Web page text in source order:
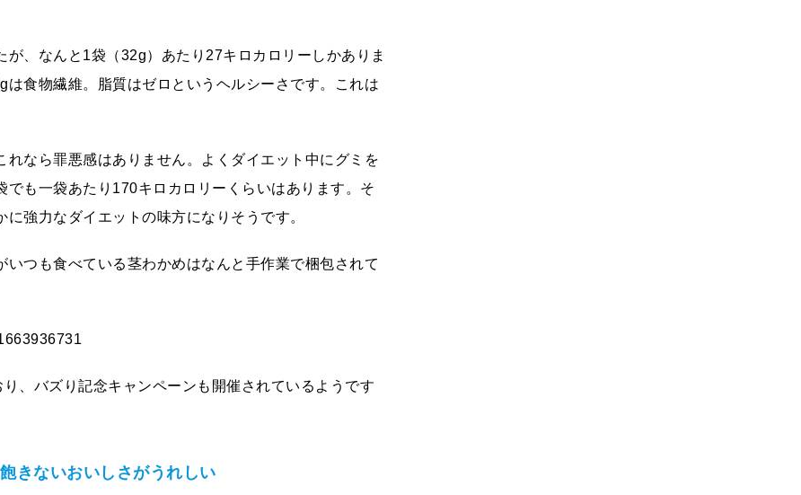
、なんと1袋（32g）あたり27キロカロリーしかありま
食物繊維。脂質はゼロというヘルシーさです。これは
なら罪悪感はありません。よくダイエット中にグミを
も一袋あたり170キロカロリーくらいはあります。そ
強力なダイエットの味方になりそうです。
つも食べている茎わかめはなんと手作業で梱包されて
、バズり記念キャンペーンも開催されているようです
きないおいしさがうれしい